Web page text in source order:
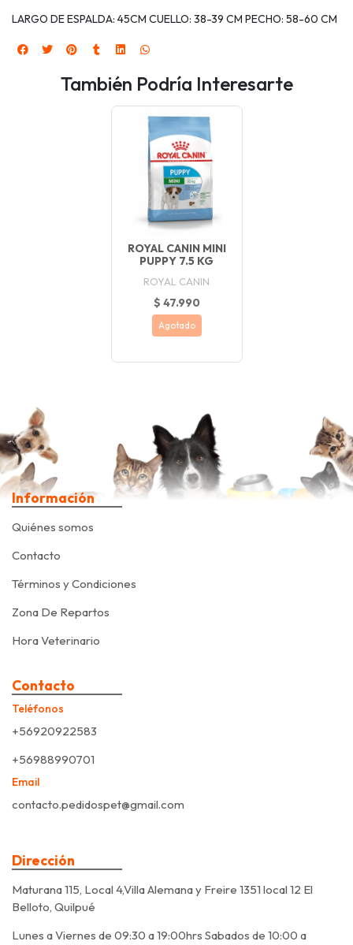
LARGO DE ESPALDA: 45CM CUELLO: 38-39 CM PECHO: 58-60 CM
También Podría Interesarte
ROYAL CANIN MINI
PUPPY 7.5 KG
ROYAL CANIN
$ 47.990
Agotado
Información
Quiénes somos
Contacto
Términos y Condiciones
Zona De Repartos
Hora Veterinario
Contacto
Teléfonos
+56920922583
+56988990701
Email
contacto.pedidospet@gmail.com
Dirección
Maturana 115, Local 4,Villa Alemana y Freire 1351 local 12 El
Belloto, Quilpué
Lunes a Viernes de 09:30 a 19:00hrs Sabados de 10:00 a